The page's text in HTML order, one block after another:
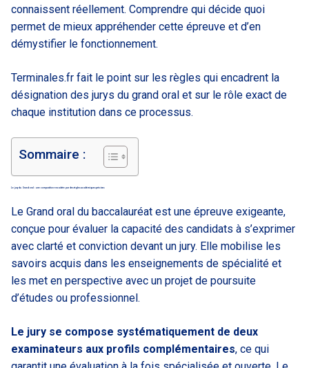
connaissent réellement. Comprendre qui décide quoi
permet de mieux appréhender cette épreuve et d’en
démystifier le fonctionnement.
Terminales.fr fait le point sur les règles qui encadrent la
désignation des jurys du grand oral et sur le rôle exact de
chaque institution dans ce processus.
Sommaire :
Le jury du Grand oral : une composition encadrée par des règles académiques précises
Le Grand oral du baccalauréat est une épreuve exigeante,
conçue pour évaluer la capacité des candidats à s’exprimer
avec clarté et conviction devant un jury. Elle mobilise les
savoirs acquis dans les enseignements de spécialité et
les met en perspective avec un projet de poursuite
d’études ou professionnel.
Le jury se compose systématiquement de deux
examinateurs aux profils complémentaires, ce qui